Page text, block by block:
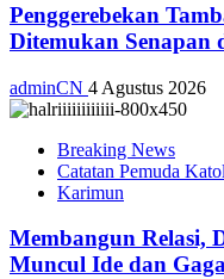
Penggerebekan
Ditemukan Senapan
adminCN 4 Agustus 2026
Breaking News
Catatan Pemuda
Karimun
Membangun Relasi,
Muncul Ide dan